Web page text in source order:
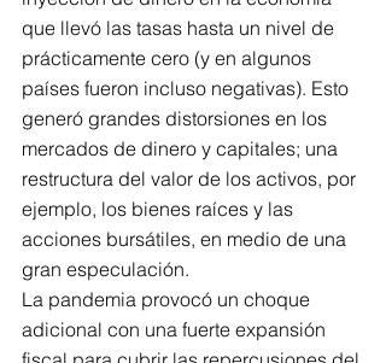
que llevó las tasas hasta un nivel de
prácticamente cero (y en algunos
países fueron incluso negativas). Esto
generó grandes distorsiones en los
mercados de dinero y capitales; una
restructura del valor de los activos, por
ejemplo, los bienes raíces y las
acciones bursátiles, en medio de una
gran especulación.
La pandemia provocó un choque
adicional con una fuerte expansión